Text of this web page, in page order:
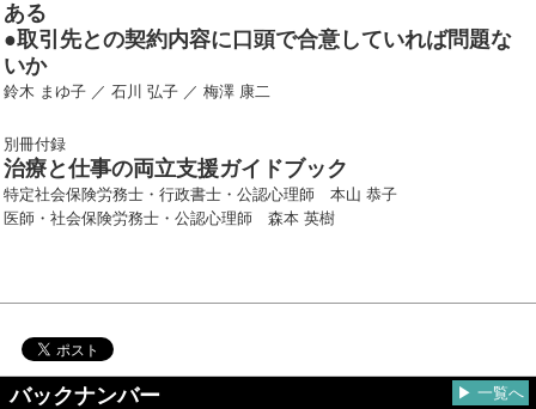
ある
●取引先との契約内容に口頭で合意していれば問題な
いか
鈴木 まゆ子 ／ 石川 弘子 ／ 梅澤 康二
別冊付録
治療と仕事の両立支援ガイドブック
特定社会保険労務士・行政書士・公認心理師 本山 恭子
医師・社会保険労務士・公認心理師 森本 英樹
バックナンバー ▶ 一覧へ